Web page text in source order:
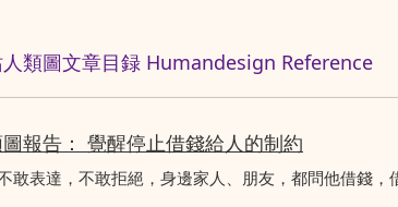
類圖文章目録 Humandesign Reference
圖報告： 覺醒停止借錢給人的制約
敢表達，不敢拒絕，身邊家人、朋友，都問他借錢，